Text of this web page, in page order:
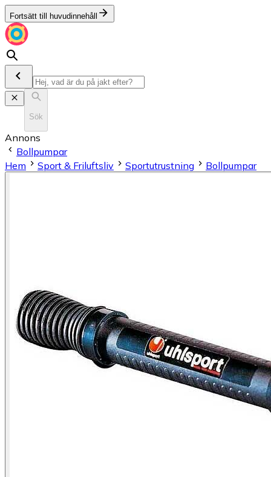
Fortsätt till huvudinnehåll
Sök
Annons
Bollpumpar
Hem
Sport & Friluftsliv Sportutrustning Bollpumpar